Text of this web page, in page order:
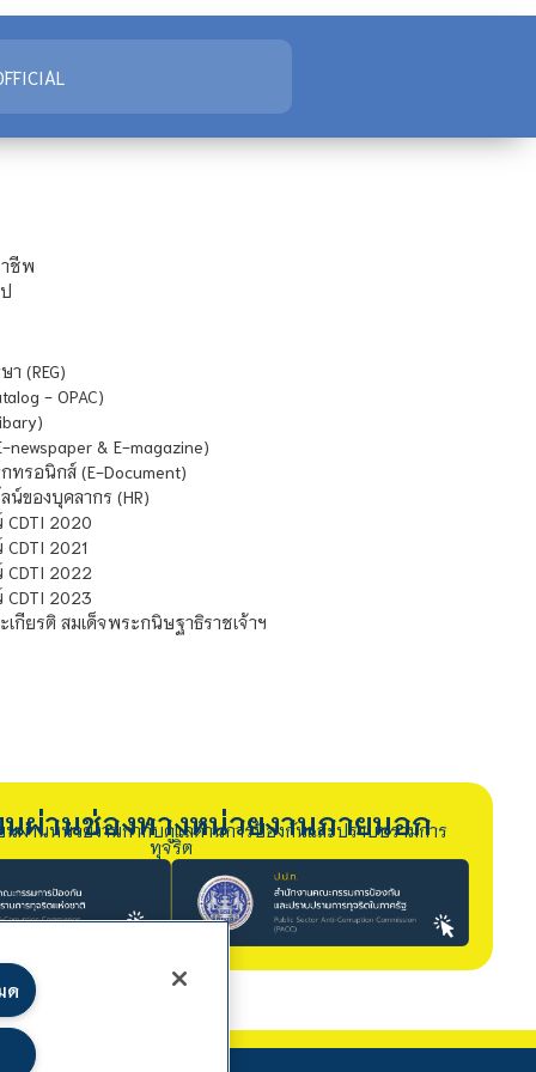
าชีพ
(REG)
- OPAC)
& E-magazine)
ทรอนิกส์ (E-Document)
ของบุคลากร (HR)
2020
2021
2022
2023
กียรติ สมเด็จพระกนิษฐาธิราชเจ้าฯ
นผ่านช่องทางหน่วยงานภายนอก
นผ่านหน่วยงานกำกับดูแลด้านการป้องกันและปราบปรามการ
ทุจริต
ด